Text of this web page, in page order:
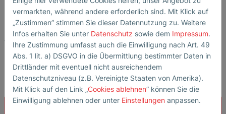
mit Kunden und Unternehmen, deren Herausforderungen
und Anforderungen wir herausfinden konnten. Unseren
für die Messe angefertigten Flyer konnten wir in unseren
Gesprächen sehr gut verwenden und verteilen.
Mehr über Ultraschallprüfung in
vermarkten, während andere erforderlich sind. Mit Klick auf
„Zustimmen” stimmen Sie dieser Datennutzung zu. Weitere
Infos erhalten Sie unter Datenschutz sowie dem Impressum.
Ihre Zustimmung umfasst auch die Einwilligung nach Art. 49
Abs. 1 lit. a) DSGVO in die Übermittlung bestimmter Daten in
Drittländer mit eventuell nicht ausreichendem
Datenschutzniveau (z.B. Vereinigte Staaten von Amerika).
Mit Klick auf den Link „Cookies ablehnen” können Sie die
Einwilligung ablehnen oder unter Einstellungen anpassen.